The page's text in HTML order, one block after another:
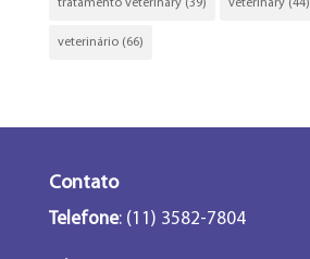
tratamento veterinary(39) veterinary(44)
veterinário(66)
Contato
Telefone: (11) 3582-7804